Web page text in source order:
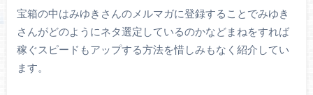
宝箱の中はみゆきさんのメルマガに登録することでみゆき
さんがどのようにネタ選定しているのかなどまねをすれば
稼ぐスピードもアップする方法を惜しみもなく紹介してい
ます。